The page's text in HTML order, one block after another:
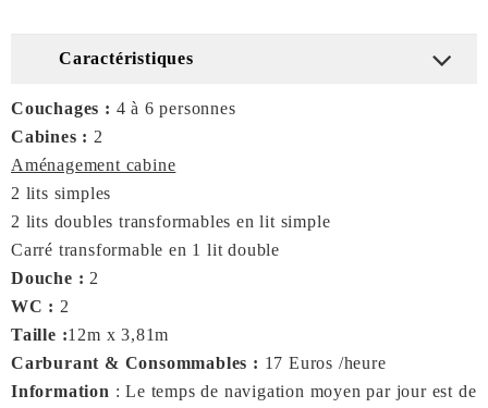
Caractéristiques
Couchages : 4 à 6 personnes
Cabines : 2
Aménagement cabine
2 lits simples
2 lits doubles transformables en lit simple
Carré transformable en 1 lit double
Douche : 2
WC : 2
Taille :12m x 3,81m
Carburant & Consommables : 17 Euros /heure
Information : Le temps de navigation moyen par jour est de